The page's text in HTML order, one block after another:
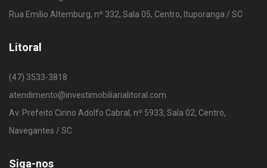
Rua Emílio Altemburg, nº 332, Sala 05, Centro, Ituporanga / SC
Litoral
(47) 3533-3818
atendimento@investimobiliarialitoral.com
Av. Prefeito Cirino Adolfo Cabral, nº 5933, Sala 02, Centro,
Navegantes / SC
Siga-nos